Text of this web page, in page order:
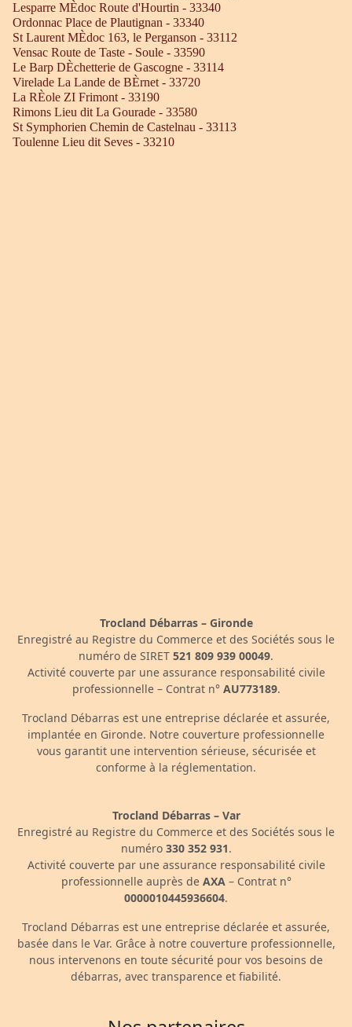
Lesparre MÈdoc Route d'Hourtin - 33340
Ordonnac Place de Plautignan - 33340
St Laurent MÈdoc 163, le Perganson - 33112
Vensac Route de Taste - Soule - 33590
Le Barp DÈchetterie de Gascogne - 33114
Virelade La Lande de BÈrnet - 33720
La RÈole ZI Frimont - 33190
Rimons Lieu dit La Gourade - 33580
St Symphorien Chemin de Castelnau - 33113
Toulenne Lieu dit Seves - 33210
Trocland Débarras – Gironde
Enregistré au Registre du Commerce et des Sociétés sous le
numéro de SIRET 521 809 939 00049.
Activité couverte par une assurance responsabilité civile
professionnelle – Contrat n° AU773189.
Trocland Débarras est une entreprise déclarée et assurée,
implantée en Gironde. Notre couverture professionnelle
vous garantit une intervention sérieuse, sécurisée et
conforme à la réglementation.
Trocland Débarras – Var
Enregistré au Registre du Commerce et des Sociétés sous le
numéro 330 352 931.
Activité couverte par une assurance responsabilité civile
professionnelle auprès de AXA– Contrat n°
0000010445936604.
Trocland Débarras est une entreprise déclarée et assurée,
basée dans le Var. Grâce à notre couverture professionnelle,
nous intervenons en toute sécurité pour vos besoins de
débarras, avec transparence et fiabilité.